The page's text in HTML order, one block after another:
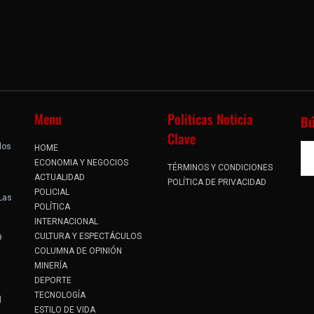
Menu
HOME
ECONOMIA Y NEGOCIOS
ACTUALIDAD
POLICIAL
POLÍTICA
INTERNACIONAL
CULTURA Y ESPECTÁCULOS
COLUMNA DE OPINIÓN
MINERÍA
DEPORTE
TECNOLOGÍA
ESTILO DE VIDA
Politicas Noticia
Clave
TÉRMINOS Y CONDICIONES
POLÍTICA DE PRIVACIDAD